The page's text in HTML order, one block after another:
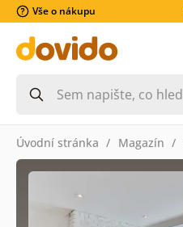
Vše o nákupu
Úvodní stránka Magazín